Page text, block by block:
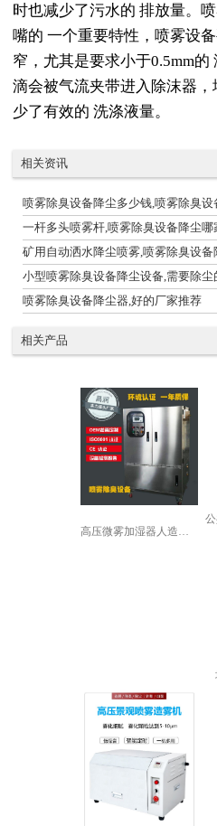
时也减少了污水的 排放量。
嘴的 一个重要特性，喷雾设
窄，尤其是要求小于0.5mm
滴会被气流夹带进入除沫器
少了有效的 洗涤液量。
相关资讯
喷雾除臭设备降尘多少钱,喷雾除臭设
一杆多头喷雾杆,喷雾除臭设备降尘哪
矿用自动洒水降尘喷雾,喷雾除臭设备
小型喷雾除臭设备降尘设备,需要除尘
喷雾除臭设备降尘器,好的厂家推荐
相关产品